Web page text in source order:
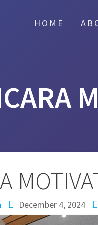
HOME
December 4, 2024